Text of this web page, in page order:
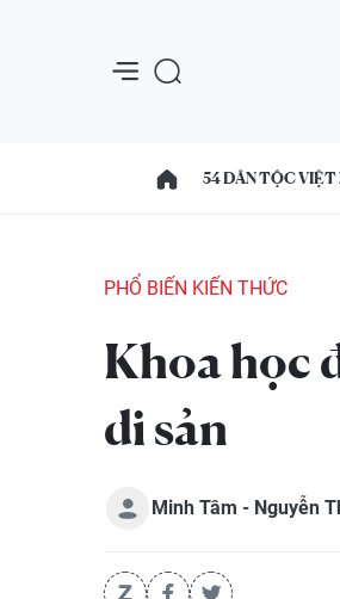
54 DÂN TỘC VIỆT
PHỔ BIẾN KIẾN THỨC
Khoa học
di sản
Minh Tâm - Nguyễn